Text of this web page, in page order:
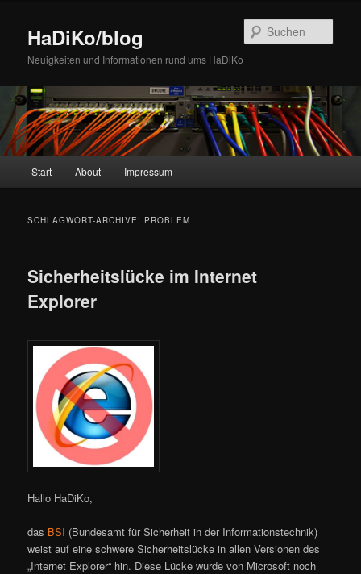
wechseln
wechseln
HaDiKo/blog
Neuigkeiten und Informationen rund ums HaDiKo
Start About Impressum
SCHLAGWORT-ARCHIVE: PROBLEM
Sicherheitslücke im Internet
Explorer
Hallo HaDiKo,
das BSI (Bundesamt für Sicherheit in der Informationstechnik)
weist auf eine schwere Sicherheitslücke in allen Versionen des
„Internet Explorer“ hin. Diese Lücke wurde von Microsoft noch